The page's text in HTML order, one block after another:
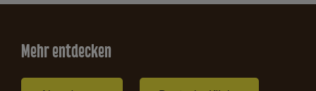
Mehr entdecken